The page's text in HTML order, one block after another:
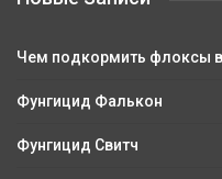
Чем подкормить флоксы
Фунгицид Фалькон
Фунгицид Свитч